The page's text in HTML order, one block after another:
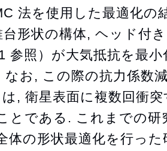
法を使用した最適化の
台形状の構体, ヘッド付
参照）が大気抵抗を最
なお, この際の抗力係数
, 衛星表面に複数回衝
とである. これまでの
体の形状最適化を行っ